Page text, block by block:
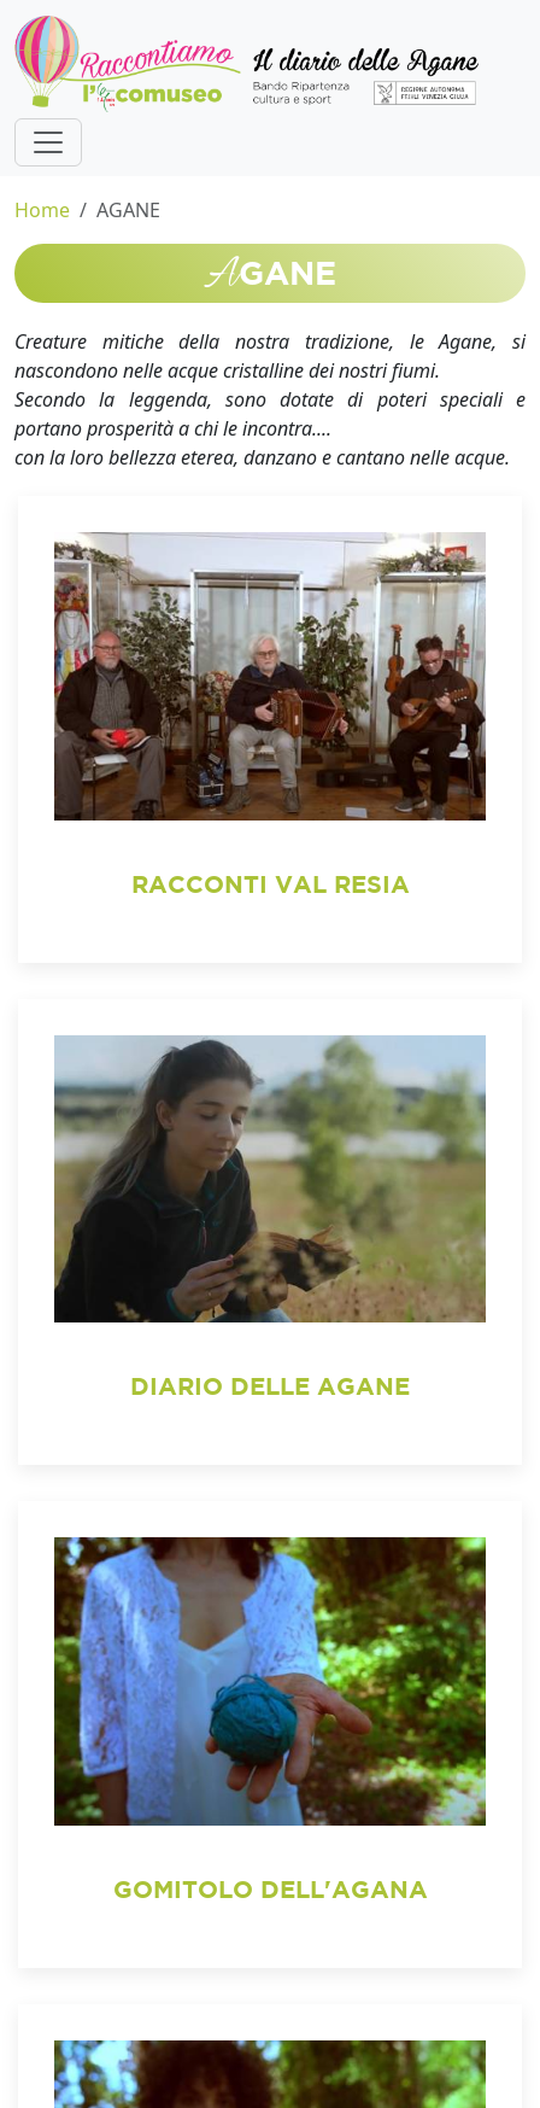
Home AGANE
AGANE
Creature mitiche della nostra tradizione, le Agane, si
nascondono nelle acque cristalline dei nostri fiumi.
Secondo la leggenda, sono dotate di poteri speciali e
portano prosperità a chi le incontra....
con la loro bellezza eterea, danzano e cantano nelle acque.
RACCONTI VAL RESIA
DIARIO DELLE AGANE
GOMITOLO DELL'AGANA